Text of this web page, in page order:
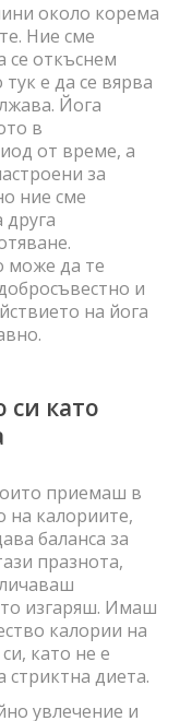
около корема
Ние сме
се откъснем
е да се вярва
Йога
в
от време, а
за
ние сме
може да те
и
на йога
си като
приемаш в
на калориите,
баланса за
празнота,
изгаряш. Имаш
калории на
като не е
диета.
увлечение и